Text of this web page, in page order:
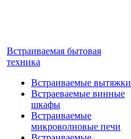
Встраиваемая бытовая
техника
Встраиваемые вытяжки
Встраеваемые винные
шкафы
Встраиваемые
микроволновые печи